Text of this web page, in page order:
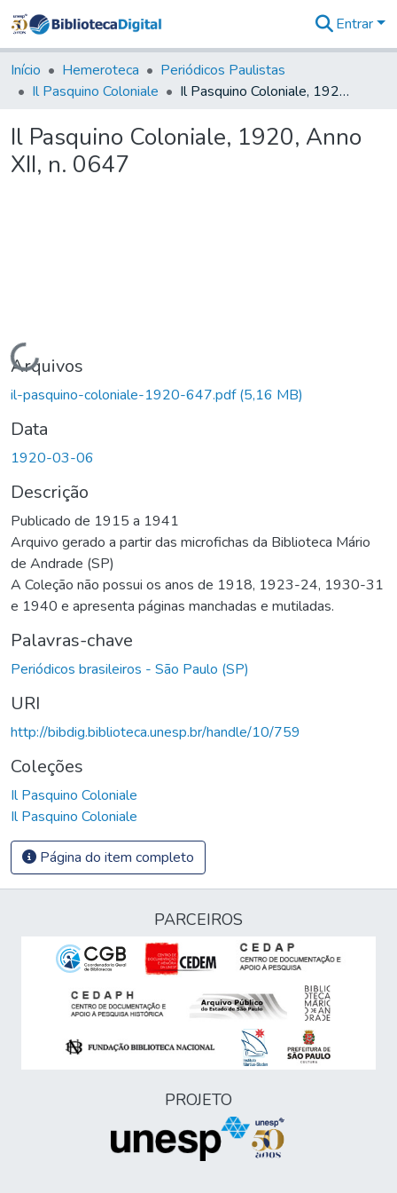
&
Coleções
Tudo na
Digital
Entrar
Início Hemeroteca
Periódicos Paulistas
Il Pasquino Coloniale
Il Pasquino Coloniale, 1920, Anno XII, n. 0647
Il Pasquino Coloniale, 1920, Anno
XII, n. 0647
Carregando...
Arquivos
il-pasquino-coloniale-1920-647.pdf(5,16 MB)
Data
1920-03-06
Descrição
Publicado de 1915 a 1941
Arquivo gerado a partir das microfichas da Biblioteca Mário
de Andrade (SP)
A Coleção não possui os anos de 1918, 1923-24, 1930-31
e 1940 e apresenta páginas manchadas e mutiladas.
Palavras-chave
Periódicos brasileiros - São Paulo (SP)
URI
http://bibdig.biblioteca.unesp.br/handle/10/759
Coleções
Il Pasquino Coloniale
Il Pasquino Coloniale
Página do item completo
PARCEIROS
PROJETO